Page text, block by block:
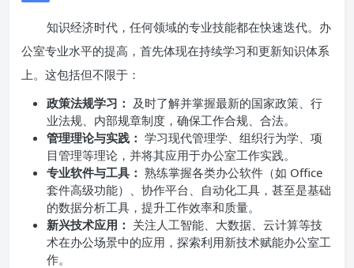
知识经济时代，任何领域的专业技能都在快速迭代。办
公室专业水平的提高，首先体现在持续学习和更新知识体系
上。这包括但不限于：
政策法规学习： 及时了解并掌握最新的国家政策、行
业法规、内部规章制度，确保工作合规、合法。
管理理论与实践： 学习现代管理学、组织行为学、项
目管理等理论，并将其应用于办公室工作实践。
专业软件与工具： 熟练掌握各类办公软件（如 Office
套件高级功能）、协作平台、自动化工具，甚至是基础
的数据分析工具，提升工作效率和质量。
新兴技术应用： 关注人工智能、大数据、云计算等技
术在办公场景中的应用，探索利用新技术赋能办公室工
作。